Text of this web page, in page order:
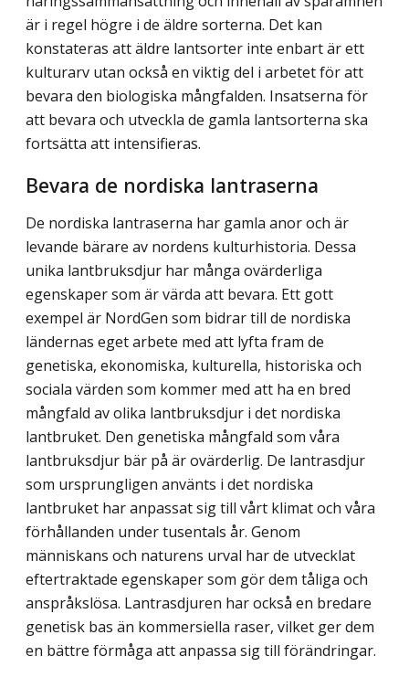
är i regel högre i de äldre sorterna. Det kan
konstateras att äldre lantsorter inte enbart är ett
kulturarv utan också en viktig del i arbetet för att
bevara den biologiska mångfalden. Insatserna för
att bevara och utveckla de gamla lantsorterna ska
fortsätta att intensifieras.
Bevara de nordiska lantraserna
De nordiska lantraserna har gamla anor och är
levande bärare av nordens kulturhistoria. Dessa
unika lantbruksdjur har många ovärderliga
egenskaper som är värda att bevara. Ett gott
exempel är NordGen som bidrar till de nordiska
ländernas eget arbete med att lyfta fram de
genetiska, ekonomiska, kulturella, historiska och
sociala värden som kommer med att ha en bred
mångfald av olika lantbruksdjur i det nordiska
lantbruket. Den genetiska mångfald som våra
lantbruksdjur bär på är ovärderlig. De lantrasdjur
som ursprungligen använts i det nordiska
lantbruket har anpassat sig till vårt klimat och våra
förhållanden under tusentals år. Genom
människans och naturens urval har de utvecklat
eftertraktade egenskaper som gör dem tåliga och
anspråkslösa. Lantrasdjuren har också en bredare
genetisk bas än kommersiella raser, vilket ger dem
en bättre förmåga att anpassa sig till förändringar.